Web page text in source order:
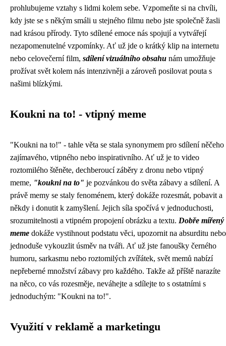
prohlubujeme vztahy s lidmi kolem sebe. Vzpomeňte si na chvíli,
kdy jste se s někým smáli u stejného filmu nebo jste společně žasli
nad krásou přírody. Tyto sdílené emoce nás spojují a vytvářejí
nezapomenutelné vzpomínky. Ať už jde o krátký klip na internetu
nebo celovečerní film, sdílení vizuálního obsahu nám umožňuje
prožívat svět kolem nás intenzivněji a zároveň posilovat pouta s
našimi blízkými.
Koukni na to! - vtipný meme
"Koukni na to!" - tahle věta se stala synonymem pro sdílení něčeho
zajímavého, vtipného nebo inspirativního. Ať už je to video
roztomilého štěněte, dechberoucí záběry z dronu nebo vtipný
meme, "koukni na to" je pozvánkou do světa zábavy a sdílení. A
právě memy se staly fenoménem, který dokáže rozesmát, pobavit a
někdy i donutit k zamyšlení. Jejich síla spočívá v jednoduchosti,
srozumitelnosti a vtipném propojení obrázku a textu. Dobře mířený
meme dokáže vystihnout podstatu věci, upozornit na absurditu nebo
jednoduše vykouzlit úsměv na tváři. Ať už jste fanoušky černého
humoru, sarkasmu nebo roztomilých zvířátek, svět memů nabízí
nepřeberné množství zábavy pro každého. Takže až příště narazíte
na něco, co vás rozesměje, neváhejte a sdílejte to s ostatními s
jednoduchým: "Koukni na to!".
Využití v reklamě a marketingu